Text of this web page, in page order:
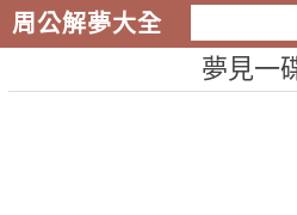
周公解夢大全
夢見一